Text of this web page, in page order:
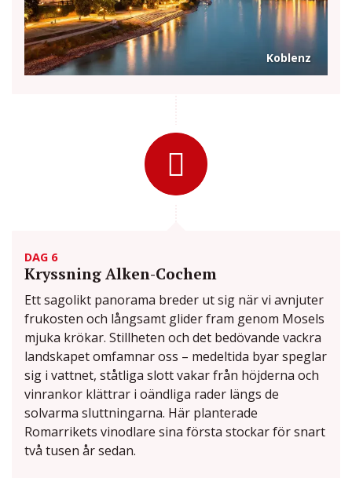
Koblenz
DAG 6
Kryssning Alken-Cochem
Ett sagolikt panorama breder ut sig när vi avnjuter
frukosten och långsamt glider fram genom Mosels
mjuka krökar. Stillheten och det bedövande vackra
landskapet omfamnar oss – medeltida byar speglar
sig i vattnet, ståtliga slott vakar från höjderna och
vinrankor klättrar i oändliga rader längs de
solvarma sluttningarna. Här planterade
Romarrikets vinodlare sina första stockar för snart
två tusen år sedan.